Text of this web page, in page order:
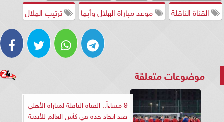
القناة الناقلة
موعد مباراة الهلال وأبها ترتيب الهلال
موضوعات متعلقة
9 مساءاً.. القناة الناقلة لمباراة الأهلي
ضد اتحاد جدة في كأس العالم للأندية